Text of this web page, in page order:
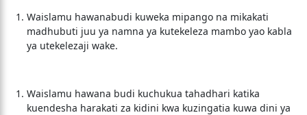
Waislamu hawanabudi kuweka mipango na mikakati
madhubuti juu ya namna ya kutekeleza mambo yao kabla
ya utekelezaji wake.
Waislamu hawana budi kuchukua tahadhari katika
kuendesha harakati za kidini kwa kuzingatia kuwa dini ya